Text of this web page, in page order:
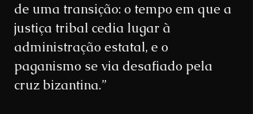
de uma transição: o tempo em que a
justiça tribal cedia lugar à
administração estatal, e o
paganismo se via desafiado pela
cruz bizantina.”